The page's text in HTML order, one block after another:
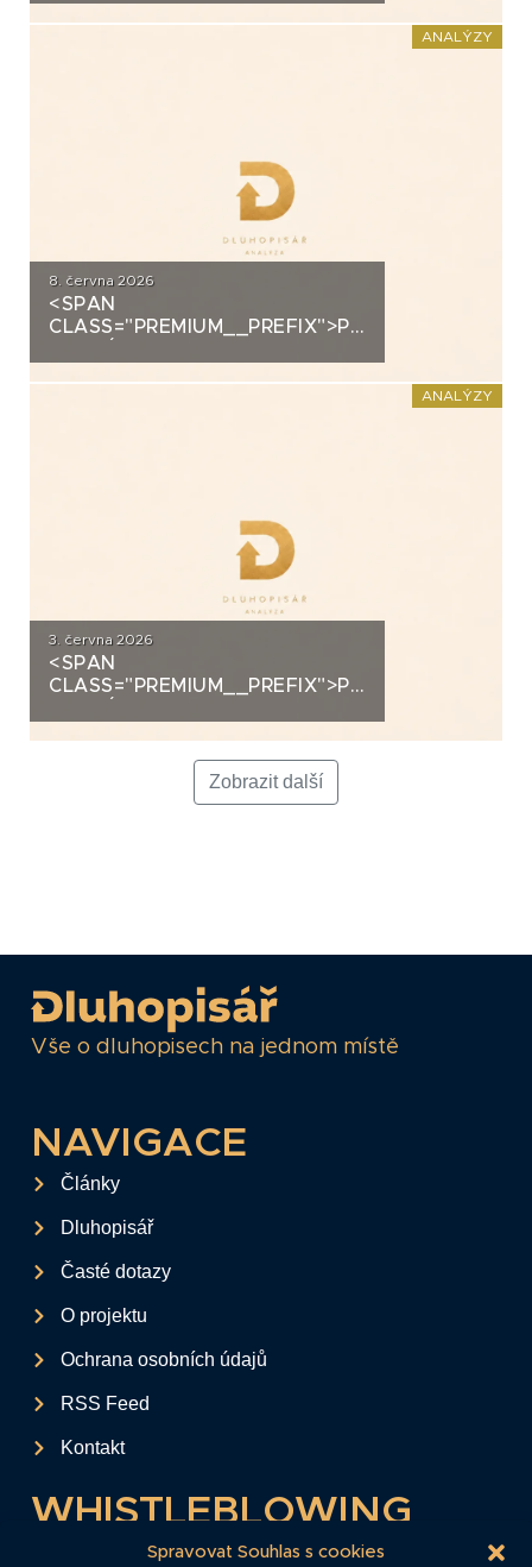
Spravovat Souhlas s cookies
ANALÝZY
8. června 2026
<SPAN
CLASS="PREMIUM__PREFIX">PREMIUM</
ANALÝZY
3. června 2026
<SPAN
CLASS="PREMIUM__PREFIX">PREMIUM</
Zobrazit další
Vše o dluhopisech na jednom místě
NAVIGACE
Články
Dluhopisář
Časté dotazy
O projektu
Ochrana osobních údajů
RSS Feed
Kontakt
WHISTLEBLOWING
Tento formulář slouží k anonymnímu zaslání